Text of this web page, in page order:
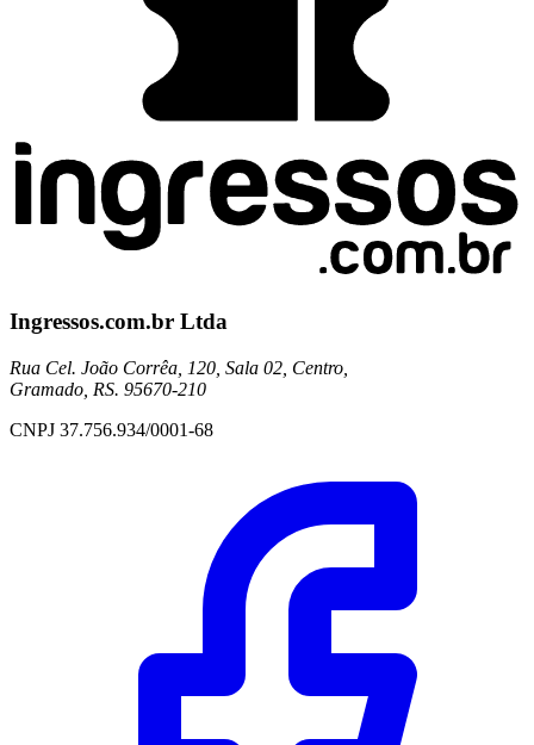
Ingressos.com.br Ltda
Rua Cel. João Corrêa, 120, Sala 02, Centro,
Gramado, RS. 95670-210
CNPJ 37.756.934/0001-68